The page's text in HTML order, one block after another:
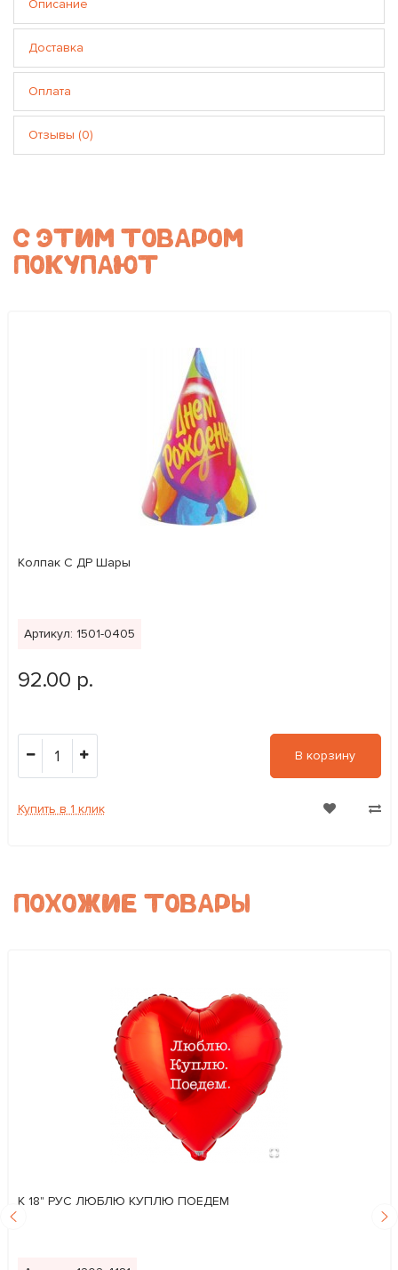
Описание
Доставка
Оплата
Отзывы (0)
С ЭТИМ ТОВАРОМ
ПОКУПАЮТ
Колпак С ДР Шары
Артикул: 1501-0405
92.00 р.
1 В корзину
Купить в 1 клик
ПОХОЖИЕ ТОВАРЫ
К 18" РУС ЛЮБЛЮ КУПЛЮ ПОЕДЕМ